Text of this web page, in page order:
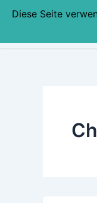
Zum
Diese Seite